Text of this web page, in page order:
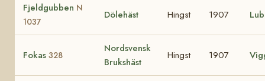
Fjeldgubben N
1037
Dölehäst Hingst 1907
Fokas 328
Nordsvensk
Brukshäst
Hingst 1907